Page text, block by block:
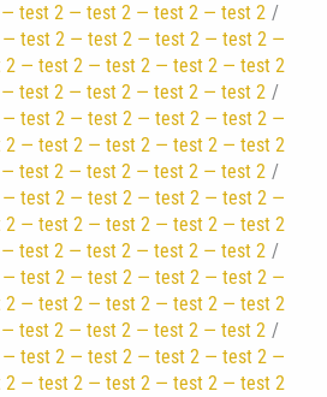
test 2 — test 2 — test 2 — test 2
test 2 — test 2 — test 2 — test 2 —
— test 2 — test 2 — test 2 — test 2
test 2 — test 2 — test 2 — test 2
test 2 — test 2 — test 2 — test 2 —
— test 2 — test 2 — test 2 — test 2
test 2 — test 2 — test 2 — test 2
test 2 — test 2 — test 2 — test 2 —
— test 2 — test 2 — test 2 — test 2
test 2 — test 2 — test 2 — test 2
test 2 — test 2 — test 2 — test 2 —
— test 2 — test 2 — test 2 — test 2
test 2 — test 2 — test 2 — test 2
test 2 — test 2 — test 2 — test 2 —
— test 2 — test 2 — test 2 — test 2